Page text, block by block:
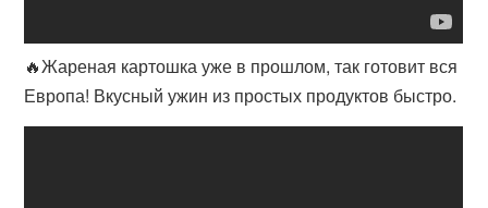
🔥Жареная картошка уже в прошлом, так готовит вся
Европа! Вкусный ужин из простых продуктов быстро.